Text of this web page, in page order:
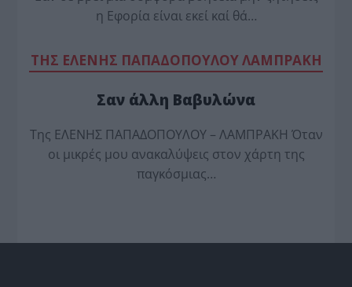
η Εφορία είναι εκεί καί θά…
TΗΣ ΕΛΕΝΗΣ ΠΑΠΑΔΟΠΟΥΛΟΥ ΛΑΜΠΡΑΚΗ
Σαν άλλη Βαβυλώνα
Της ΕΛΕΝΗΣ ΠΑΠΑΔΟΠΟΥΛΟΥ – ΛΑΜΠΡΑΚΗ Όταν
οι μικρές μου ανακαλύψεις στον χάρτη της
παγκόσμιας…